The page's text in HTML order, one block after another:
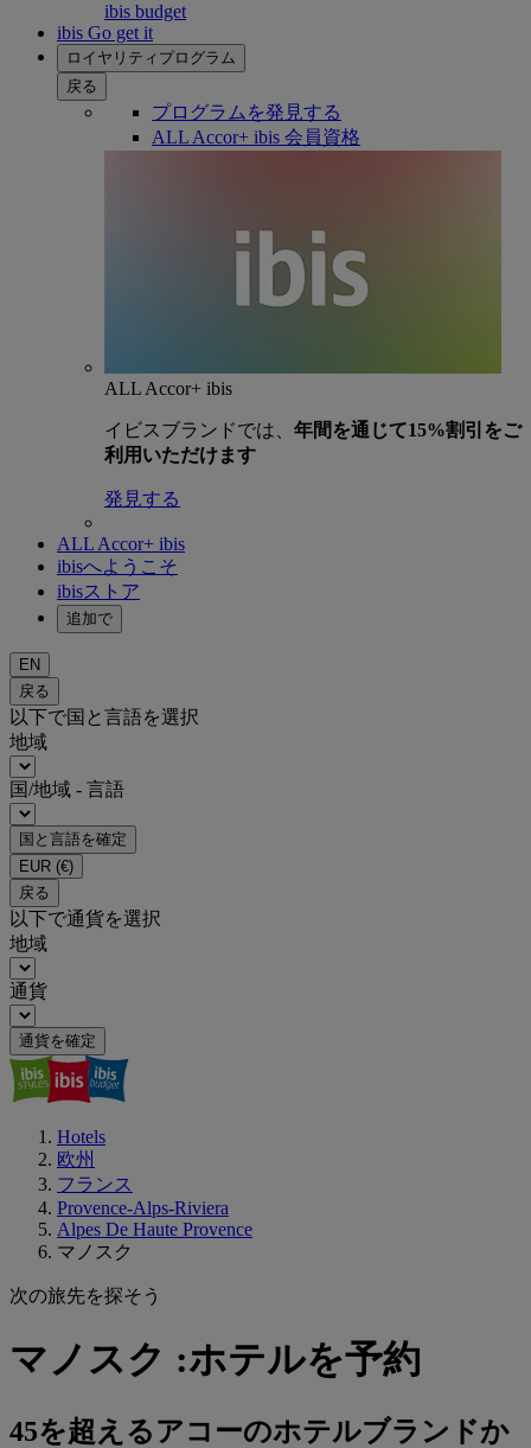
ibis budget
ibis Go get it
ロイヤリティプログラム
戻る
プログラムを発見する
ALL Accor+ ibis 会員資格
ALL Accor+ ibis
イビスブランドでは、 年間を通じて15%割引をご
利用いただけます
発見する
ALL Accor+ ibis
ibisへようこそ
ibisストア
追加で
EN
戻る
以下で国と言語を選択
地域
国/地域 - 言語
国と言語を確定
EUR (€)
戻る
以下で通貨を選択
地域
通貨
通貨を確定
Hotels
欧州
フランス
Provence-Alps-Riviera
Alpes De Haute Provence
マノスク
次の旅先を探そう
マノスク :ホテルを予約
45を超えるアコーのホテルブランドか